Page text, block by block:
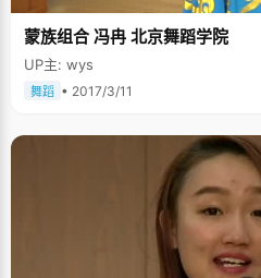
蒙族组合 冯冉 北京舞蹈学院
UP主: wys
舞蹈 • 2017/3/11